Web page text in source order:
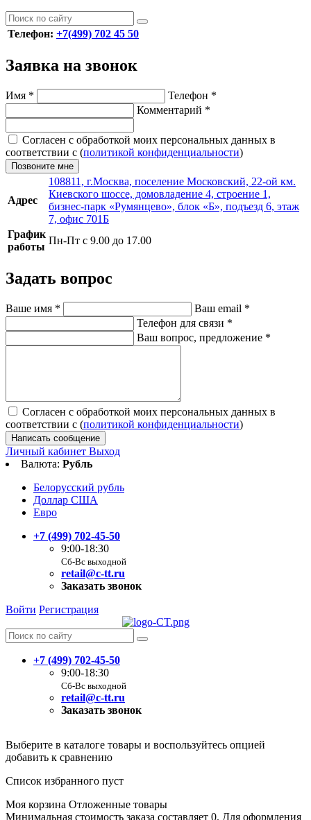
Телефон: +7(499) 702 45 50
Заявка на звонок
Имя * Телефон *
Комментарий *
Согласен с обработкой моих персональных данных в
соответствии с (политикой конфиденциальности)
Позвоните мне
Адрес
108811, г.Москва, поселение Московский, 22-ой км.
Киевского шоссе, домовладение 4, строение 1,
бизнес-парк «Румянцево», блок «Б», подъезд 6, этаж
7, офис 701Б
График
работы
Пн-Пт с 9.00 до 17.00
Задать вопрос
Ваше имя * Ваш email *
Телефон для связи *
Ваш вопрос, предложение *
Согласен с обработкой моих персональных данных в
соответствии с (политикой конфиденциальности)
Написать сообщение
Личный кабинет Выход
Валюта: Рубль
Белорусский рубль
Доллар США
Евро
+7 (499) 702-45-50
9:00-18:30
Сб-Вс выходной
retail@c-tt.ru
Заказать звонок
Войти Регистрация
+7 (499) 702-45-50
9:00-18:30
Сб-Вс выходной
retail@c-tt.ru
Заказать звонок
Выберите в каталоге товары и воспользуйтесь опцией
добавить к сравнению
Список избранного пуст
Моя корзина Отложенные товары
Минимальная стоимость заказа составляет 0. Для оформления